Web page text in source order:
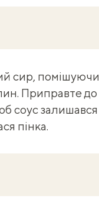
сир,
Приправте
соус
пінка.